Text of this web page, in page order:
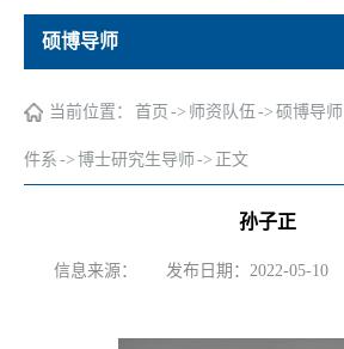
硕博导师
当前位置： 首页 -> 师资队伍 -> 硕博导师
件系 -> 博士研究生导师-> 正文
孙子正
信息来源： 发布日期：2022-05-10